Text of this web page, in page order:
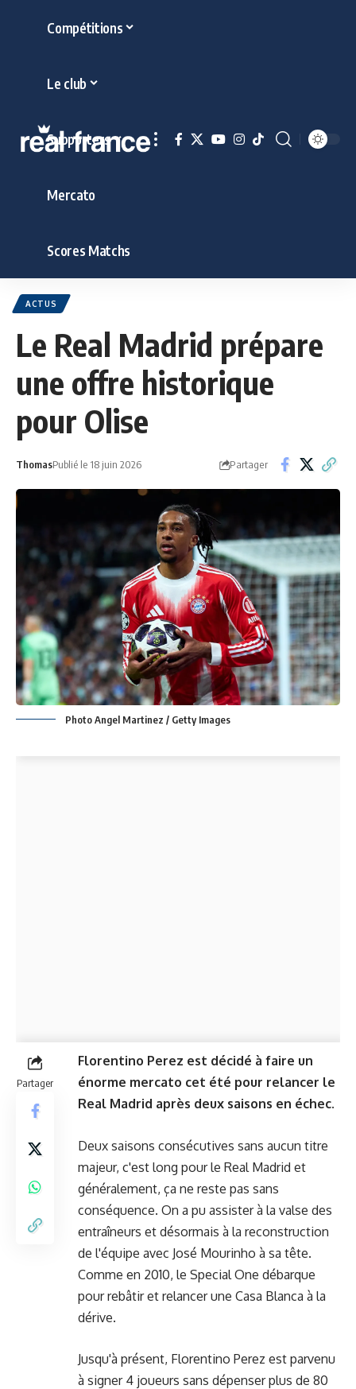
Compétitions
Le club
Supporters
Mercato
Scores Matchs
ACTUS
Le Real Madrid prépare
une offre historique
pour Olise
ThomasPublié le 18 juin 2026 Partager
Photo Angel Martinez / Getty Images
Partager
Florentino Perez est décidé à faire un
énorme mercato cet été pour relancer le
Real Madrid après deux saisons en échec.
Deux saisons consécutives sans aucun titre
majeur, c'est long pour le Real Madrid et
généralement, ça ne reste pas sans
conséquence. On a pu assister à la valse des
entraîneurs et désormais à la reconstruction
de l'équipe avec José Mourinho à sa tête.
Comme en 2010, le Special One débarque
pour rebâtir et relancer une Casa Blanca à la
dérive.
Jusqu'à présent, Florentino Perez est parvenu
à signer 4 joueurs sans dépenser plus de 80